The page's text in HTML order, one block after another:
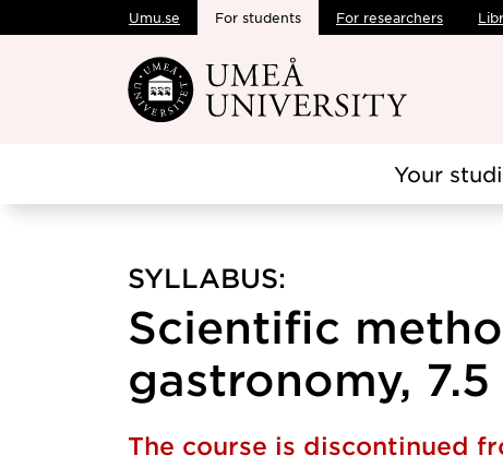
Skip to main content
Umu.se For students For researchers
Your
SYLLABUS:
Scientific
gastronomy,
The course is discontinued